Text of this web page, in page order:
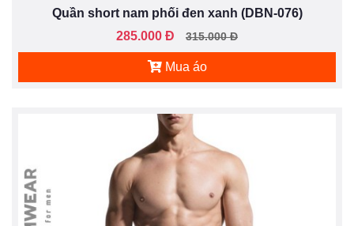
Quần short nam phối đen xanh (DBN-076)
285.000 Đ
315.000 Đ
Mua áo